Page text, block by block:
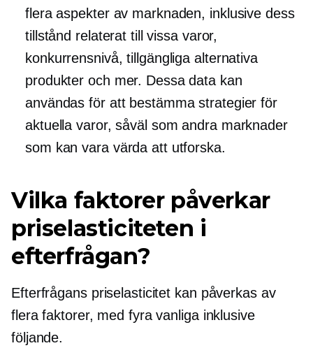
flera aspekter av marknaden, inklusive dess
tillstånd relaterat till vissa varor,
konkurrensnivå, tillgängliga alternativa
produkter och mer. Dessa data kan
användas för att bestämma strategier för
aktuella varor, såväl som andra marknader
som kan vara värda att utforska.
Vilka faktorer påverkar
priselasticiteten i
efterfrågan?
Efterfrågans priselasticitet kan påverkas av
flera faktorer, med fyra vanliga inklusive
följande.